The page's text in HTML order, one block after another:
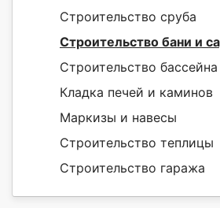
Строительство сруба
Строительство бани и
Строительство бассейна
Кладка печей и каминов
Маркизы и навесы
Строительство теплицы
Строительство гаража